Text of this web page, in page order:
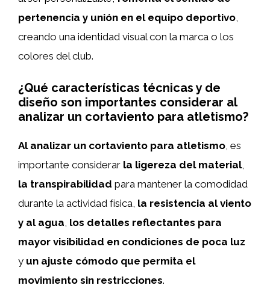
pertenencia y unión en el equipo deportivo
creando una identidad visual con la marca o los
colores del club.
¿Qué características técnicas y de
diseño son importantes considerar al
analizar un cortaviento para atletismo?
Al analizar un cortaviento para atletismo, es
importante considerar la ligereza del material,
la transpirabilidad para mantener la comodidad
durante la actividad física, la resistencia al viento
y al agua, los detalles reflectantes para
mayor visibilidad en condiciones de poca luz
y un ajuste cómodo que permita el
movimiento sin restricciones.